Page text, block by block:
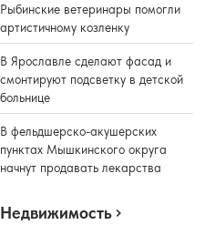
Рыбинские ветеринары помогли
артистичному козленку
В Ярославле сделают фасад и
смонтируют подсветку в детской
больнице
В фельдшерско-акушерских
пунктах Мышкинского округа
начнут продавать лекарства
Недвижимость